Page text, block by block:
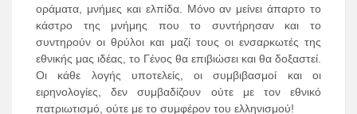
οράματα, μνήμες και ελπίδα. Μόνο αν μείνει άπαρτο το
κάστρο της μνήμης που το συντήρησαν και το
συντηρούν οι θρύλοι και μαζί τους οι ενσαρκωτές της
εθνικής μας ιδέας, το Γένος θα επιβιώσει και θα δοξαστεί.
Οι κάθε λογής υποτελείς, οι συμβιβασμοί και οι
ειρηνολογίες, δεν συμβαδίζουν ούτε με τον εθνικό
πατριωτισμό, ούτε με το συμφέρον του ελληνισμού!